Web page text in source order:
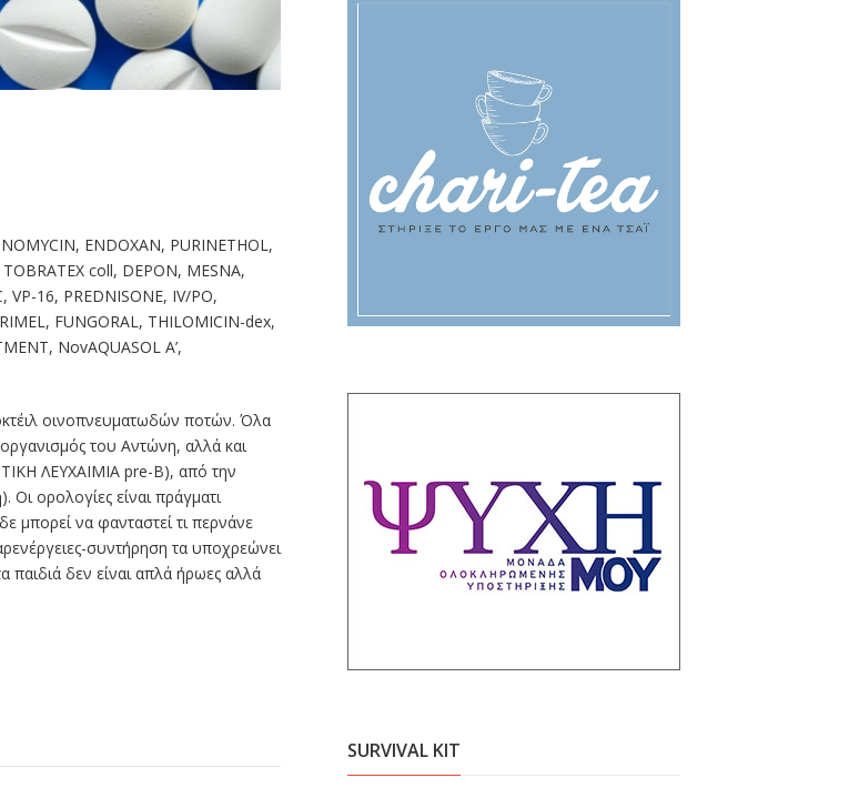
ENDOXAN, PURINETHOL,
coll, DEPON, MESNA,
VP-16, PREDNISONE, IV/PO,
FUNGORAL, THILOMICIN-dex,
NovAQUASOL A’,
οινοπνευματωδών ποτών. Όλα
του Αντώνη, αλλά και
ΛΕΥΧΑΙΜΙΑ pre-Β), από την
Οι ορολογίες είναι πράγματι
μπορεί να φανταστεί τι περνάνε
συντήρηση τα υποχρεώνει
παιδιά δεν είναι απλά ήρωες αλλά
SURVIVAL KIT